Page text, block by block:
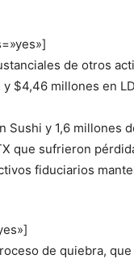
de otros
$4,46 millones en
y 1,6 millones
que sufrieron
fiduciarios
de quiebra,